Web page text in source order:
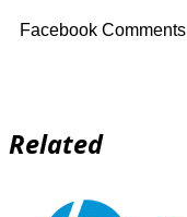
Facebook Comments
Related